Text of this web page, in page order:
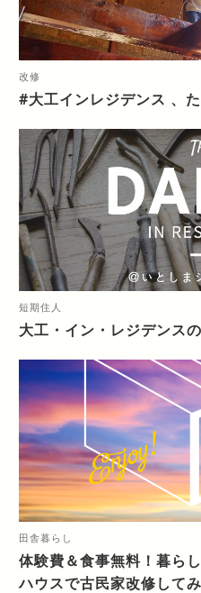
改修
#大工インレジデンス 、
短期住人
大工・イン・レジデンス
田舎暮らし
体験費＆食事無料！暮ら
ハウスで古民家改修して